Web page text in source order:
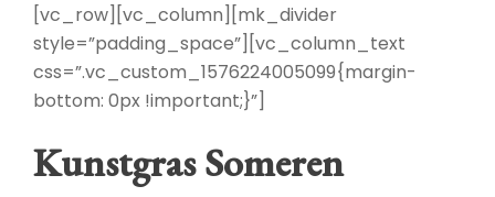
[vc_row][vc_column][mk_divider
style=”padding_space”][vc_column_text
css=”.vc_custom_1576224005099{margin-
bottom: 0px !important;}”]
Kunstgras Someren